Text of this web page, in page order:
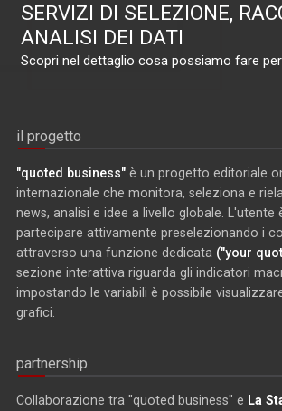
SERVIZI DI SELEZIONE,
ANALISI DEI DATI
Scopri nel dettaglio cosa possiamo fare
il progetto
"quoted business" è un progetto editoriale
internazionale che monitora, seleziona e
news, analisi e idee a livello globale. L'utente
partecipare attivamente preselezionando i
attraverso una funzione dedicata ("your
sezione interattiva riguarda gli indicatori
impostando le variabili è possibile
grafici.
partnership
Collaborazione tra "quoted business" e La